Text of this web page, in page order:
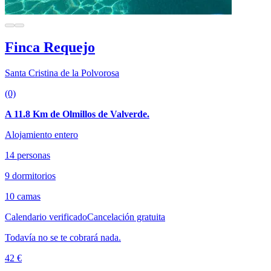
Finca Requejo
Santa Cristina de la Polvorosa
(0)
A 11.8 Km de Olmillos de Valverde.
Alojamiento entero
14 personas
9 dormitorios
10 camas
Calendario verificadoCancelación gratuita
Todavía no se te cobrará nada.
42 €